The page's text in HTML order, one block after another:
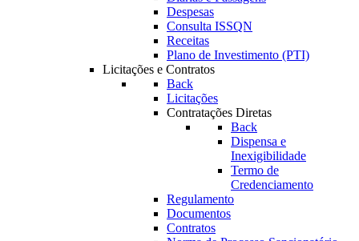
Despesas
Consulta ISSQN
Receitas
Plano de Investimento (PTI)
Licitações e Contratos
Back
Licitações
Contratações Diretas
Back
Dispensa e
Inexigibilidade
Termo de
Credenciamento
Regulamento
Documentos
Contratos